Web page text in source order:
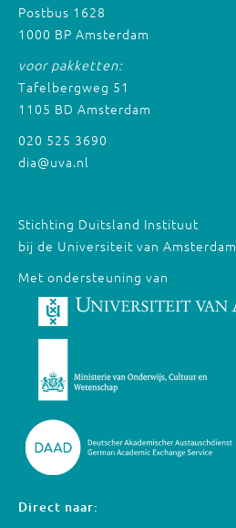
Postbus 1628
1000 BP Amsterdam
voor pakketten:
Tafelbergweg 51
1105 BD Amsterdam
020 525 3690
dia@uva.nl
Stichting Duitsland Instituut
bij de Universiteit van Amsterdam
Met ondersteuning van
Direct naar: